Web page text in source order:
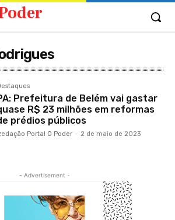
Prefeitura de Belém vai gastar
R$ 23 milhões em reformas
prédios públicos
Portal O Poder - 2 de maio de 2023
- Advertisement -